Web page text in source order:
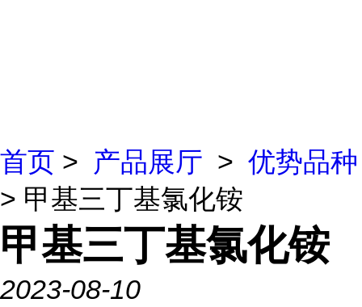
首页 > 产品展厅 > 优势品种
> 甲基三丁基氯化铵
甲基三丁基氯化铵
2023-08-10